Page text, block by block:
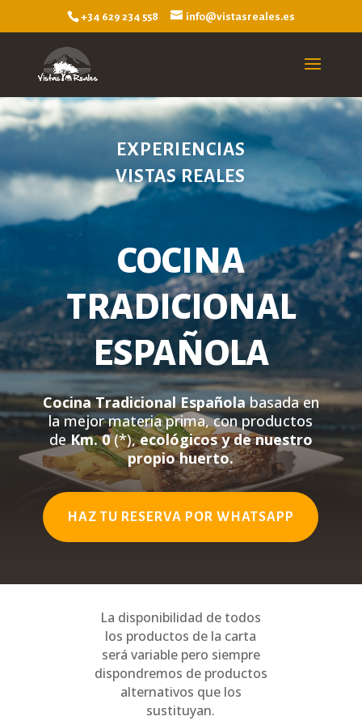
+34 629 234 558 info@vistasreales.es
EXPERIENCIAS
VISTAS REALES
COCINA
TRADICIONAL
ESPAÑOLA
Cocina Tradicional Españolabasada en
la mejor materia prima, con productos
deKm. 0(*),ecológicos y de nuestro
propio huerto.
HAZ TU RESERVA POR WHATSAPP
La disponibilidad de todos
los productos de la carta
será variable pero siempre
dispondremos de productos
alternativos que los
sustituyan.